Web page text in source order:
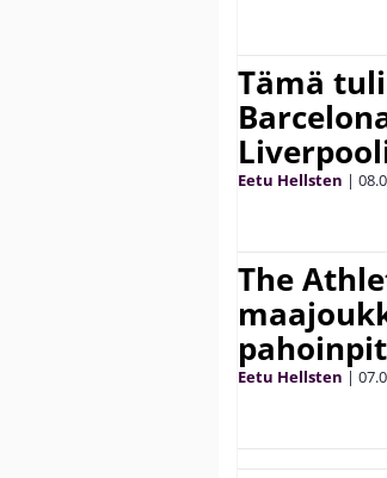
Tämä
Eetu Hellsten |
The
Eetu Hellsten |